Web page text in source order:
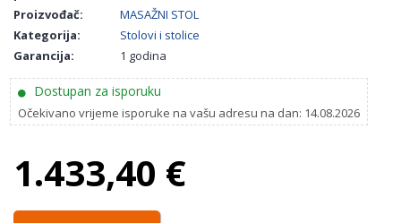
Proizvođač:
MASAŽNI STOL
Kategorija:
Stolovi i stolice
Garancija:
1 godina
Dostupan za isporuku
Očekivano vrijeme isporuke na vašu adresu na dan: 14.08.2026
1.433,40 €